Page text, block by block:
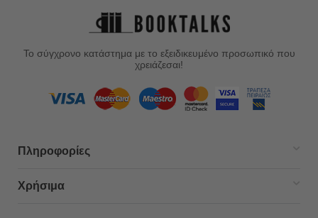
Το σύγχρονο κατάστημα με το εξειδικευμένο προσωπικό που
χρειάζεσαι!
Πληροφορίες
Χρήσιμα